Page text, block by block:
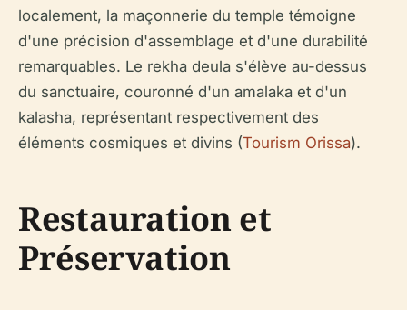
localement, la maçonnerie du temple témoigne
d'une précision d'assemblage et d'une durabilité
remarquables. Le rekha deula s'élève au-dessus
du sanctuaire, couronné d'un amalaka et d'un
kalasha, représentant respectivement des
éléments cosmiques et divins (Tourism Orissa).
Restauration et
Préservation